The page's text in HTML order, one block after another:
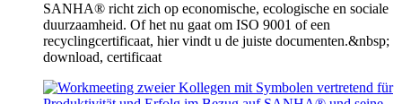
SANHA® richt zich op economische, ecologische en sociale
duurzaamheid. Of het nu gaat om ISO 9001 of een
recyclingcertificaat, hier vindt u de juiste documenten.&nbsp;
download, certificaat